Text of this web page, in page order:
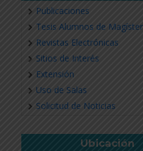
Publicaciones
Tesis Alumnos de Magíster
Revistas Electrónicas
Sitios de Interés
Extensión
Uso de Salas
Solicitud de Noticias
Ubicación